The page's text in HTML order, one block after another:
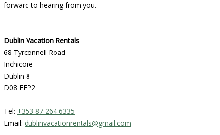
forward to hearing from you.
Dublin Vacation Rentals
68 Tyrconnell Road
Inchicore
Dublin 8
D08 EFP2
Tel: +353 87 264 6335
Email: dublinvacationrentals@gmail.com